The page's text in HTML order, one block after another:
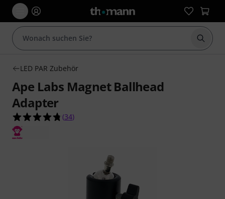
Suche
LED PAR Zubehör
Ape Labs Magnet Ballhead
Adapter
4.8 von 5 Sternen aus 34 Kundenbewertungen
(34)